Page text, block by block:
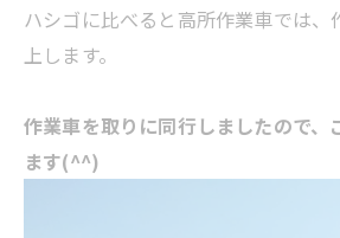
ハシゴに比べると高所作業車では、
上します。
作業車を取りに同行しましたので、
ます(^^)